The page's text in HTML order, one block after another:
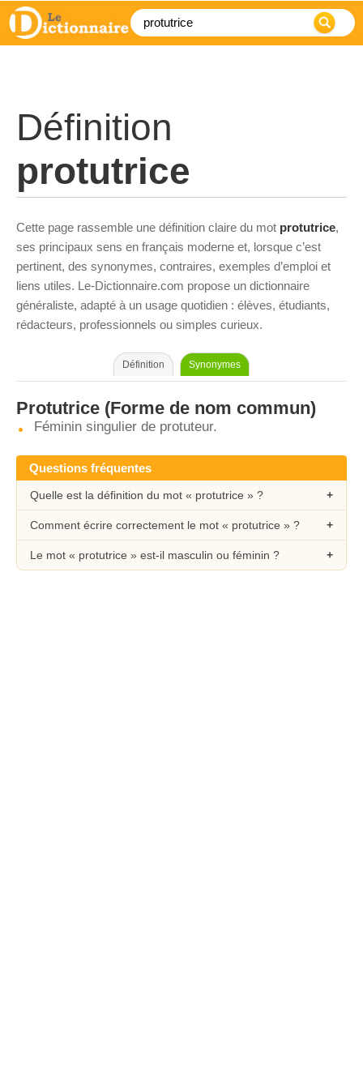
Définition
protutrice
Cette page rassemble une définition claire du mot protutrice,
ses principaux sens en français moderne et, lorsque c’est
pertinent, des synonymes, contraires, exemples d’emploi et
liens utiles. Le-Dictionnaire.com propose un dictionnaire
généraliste, adapté à un usage quotidien : élèves, étudiants,
rédacteurs, professionnels ou simples curieux.
Définition Synonymes
Protutrice (Forme de nom commun)
Féminin singulier de protuteur.
Questions fréquentes
Quelle est la définition du mot « protutrice » ?
Comment écrire correctement le mot « protutrice » ?
Le mot « protutrice » est-il masculin ou féminin ?